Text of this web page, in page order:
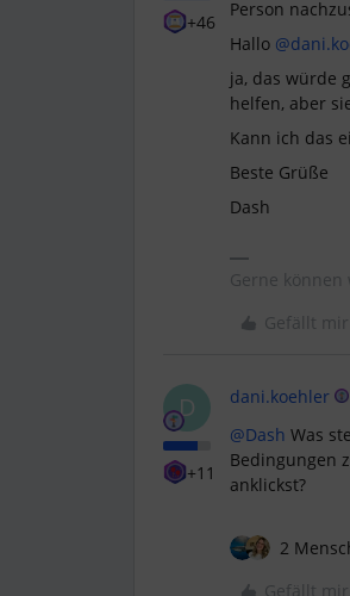
+46
Person
Hallo ​
ja, das würde
helfen, aber
Kann ich das
Beste Grüße
Dash
Gerne
Gefällt mir
D
+11
dani.koehler
@Dash Was
Bedingungen
anklickst?
2
Gefällt mir